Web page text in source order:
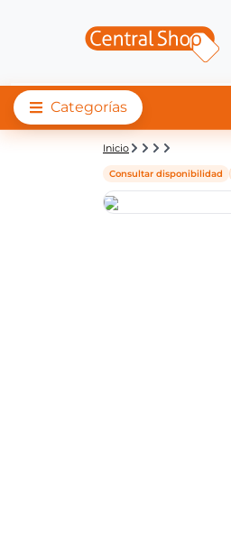
Categorías
Detalle de
Inicio
Consultar disponibilidad